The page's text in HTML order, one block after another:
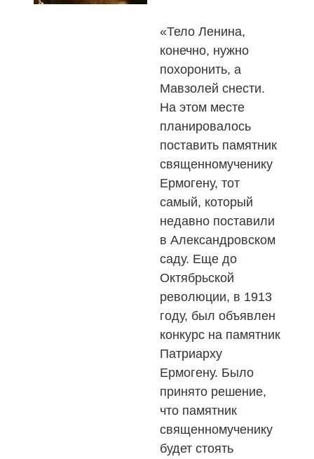
«Тело Ленина,
конечно, нужно
похоронить, а
Мавзолей снести.
На этом месте
планировалось
поставить памятник
священномученику
Ермогену, тот
самый, который
недавно поставили
в Александровском
саду. Еще до
Октябрьской
революции, в 1913
году, был объявлен
конкурс на памятник
Патриарху
Ермогену. Было
принято решение,
что памятник
священномученику
будет стоять